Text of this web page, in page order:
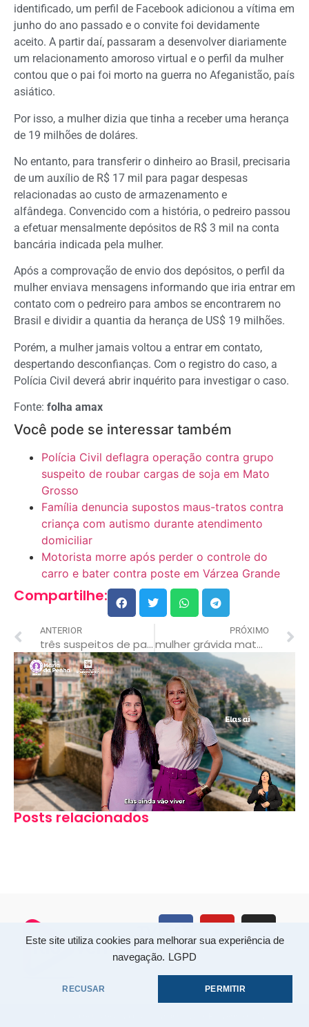
Este site utiliza cookies para melhorar sua experiência de
navegação. LGPD
RECUSAR PERMITIR
identificado, um perfil de Facebook adicionou a vítima em
junho do ano passado e o convite foi devidamente
aceito. A partir daí, passaram a desenvolver diariamente
um relacionamento amoroso virtual e o perfil da mulher
contou que o pai foi morto na guerra no Afeganistão, país
asiático.
Por isso, a mulher dizia que tinha a receber uma herança
de 19 milhões de doláres.
No entanto, para transferir o dinheiro ao Brasil, precisaria
de um auxílio de R$ 17 mil para pagar despesas
relacionadas ao custo de armazenamento e
alfândega. Convencido com a história, o pedreiro passou
a efetuar mensalmente depósitos de R$ 3 mil na conta
bancária indicada pela mulher.
Após a comprovação de envio dos depósitos, o perfil da
mulher enviava mensagens informando que iria entrar em
contato com o pedreiro para ambos se encontrarem no
Brasil e dividir a quantia da herança de US$ 19 milhões.
Porém, a mulher jamais voltou a entrar em contato,
despertando desconfianças. Com o registro do caso, a
Polícia Civil deverá abrir inquérito para investigar o caso.
Fonte: folha amax
Você pode se interessar também
Polícia Civil deflagra operação contra grupo
suspeito de roubar cargas de soja em Mato
Grosso
Família denuncia supostos maus-tratos contra
criança com autismo durante atendimento
domiciliar
Motorista morre após perder o controle do
carro e bater contra poste em Várzea Grande
Compartilhe:
ANTERIOR
três suspeitos de participação em tentativa de sequestro de gestante são presos com drogas em mt
PRÓXIMO
mulher grávida mata o marido a facadas durante discussão supostamente por ciúmes.
Posts relacionados